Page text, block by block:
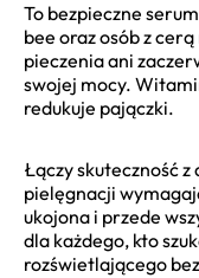
To bezpieczne
bee oraz osób z
pieczenia ani
swojej mocy.
redukuje pajączki.
Łączy skuteczność
pielęgnacji
ukojona i przede
dla każdego, kto
rozświetlającego